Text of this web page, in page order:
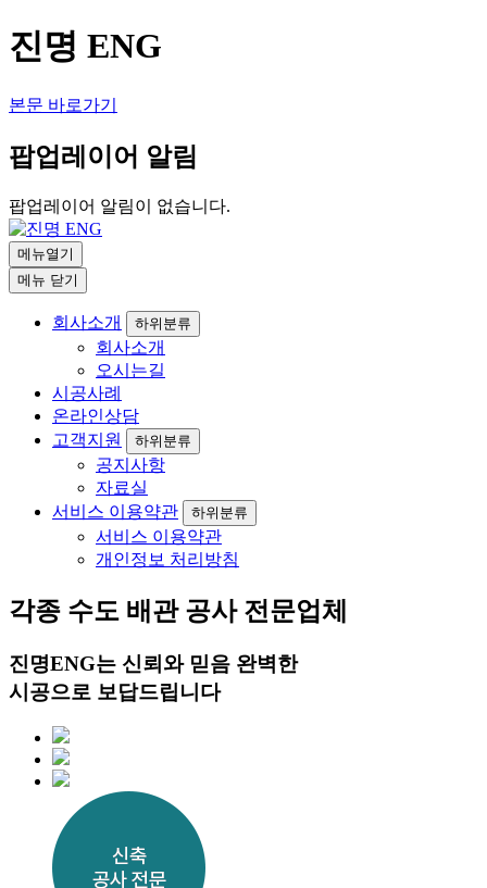
진명 ENG
본문 바로가기
팝업레이어 알림
팝업레이어 알림이 없습니다.
메뉴열기
메뉴 닫기
회사소개 하위분류
회사소개
오시는길
시공사례
온라인상담
고객지원
하위분류
공지사항
자료실
서비스 이용약관
하위분류
서비스 이용약관
개인정보 처리방침
각종 수도 배관 공사 전문업체
진명ENG는 신뢰와 믿음 완벽한
시공으로 보답드립니다